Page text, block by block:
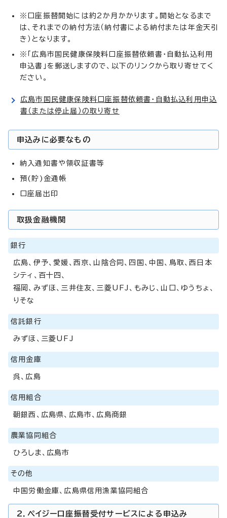
※口座振替開始には約2か月かかります。開始となるまで
は、それまでの納付方法（納付書による納付または年金天引
き）となります。
※「広島市国民健康保険料口座振替依頼書・自動払込利用
申込書」を郵送しますので、以下のリンクから取り寄せてく
ださい。
広島市国民健康保険料口座振替依頼書・自動払込利用申込
書（または停止届）の取り寄せ
申込みに必要なもの
納入通知書や領収証書等
預(貯)金通帳
口座届出印
取扱金融機関
銀行
広島、伊予、愛媛、西京、山陰合同、四国、中国、鳥取、西日本
シティ、百十四、
福岡、みずほ、三井住友、三菱UFJ、もみじ、山口、ゆうちょ、
りそな
信託銀行
みずほ、三菱UFJ
信用金庫
呉、広島
信用組合
朝銀西、広島県、広島市、広島商銀
農業協同組合
ひろしま、広島市
その他
中国労働金庫、広島県信用漁業協同組合
2．ペイジー口座振替受付サービスによる申込み